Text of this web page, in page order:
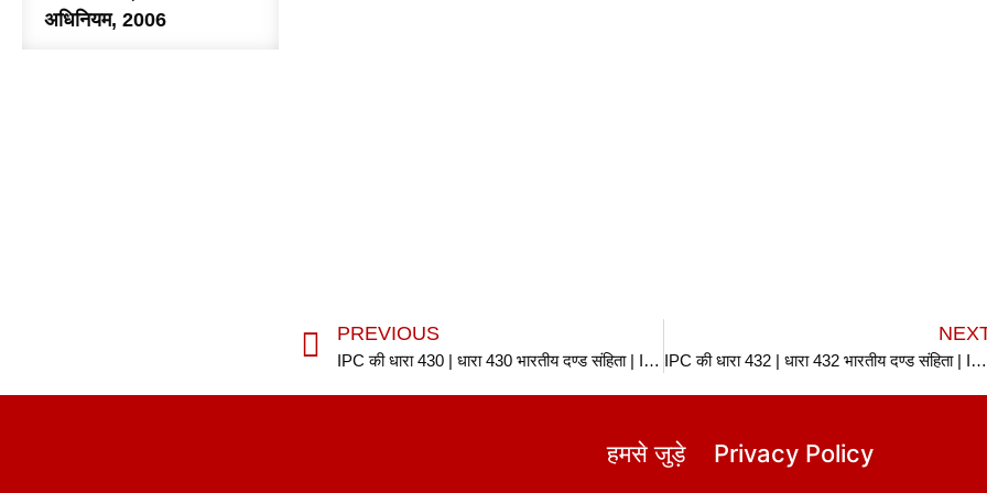
अधिनियम, 2006
PREVIOUS
IPC की धारा 430 | धारा 430 भारतीय दण्ड संहिता | IPC Section 430 In Hindi IPC की धारा 432 | धारा 432 भारतीय दण्ड संहिता | IPC Section 432 In Hindi
हमसे जुड़े
Privacy Policy